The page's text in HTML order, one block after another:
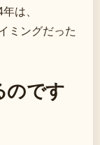
は、
ミングだった
のです